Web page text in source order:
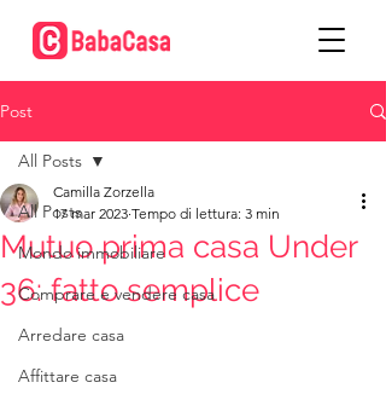
Post
All Posts
Mondo immobiliare
Comprare e vendere casa
Arredare casa
Affittare casa
All Posts
Mutuo prima casa Under
36: fatto semplice
Camilla Zorzella
17 mar 2023 Tempo di lettura: 3 min